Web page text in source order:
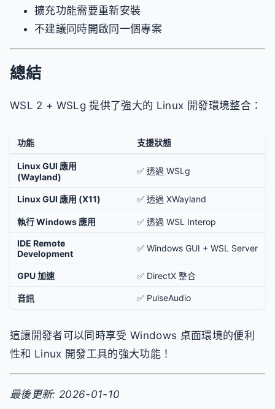
擴充功能需要重新安裝
不建議同時開啟同一個專案
總結
WSL 2 + WSLg 提供了強大的 Linux 開發環境整合：
功能 支援狀態
Linux GUI 應用
(Wayland)
✅ 透過 WSLg
Linux GUI 應用 (X11) ✅ 透過 XWayland
執行 Windows 應用 ✅ 透過 WSL Interop
IDE Remote
Development
✅ Windows GUI + WSL Server
GPU 加速 ✅ DirectX 整合
音訊 ✅ PulseAudio
這讓開發者可以同時享受 Windows 桌面環境的便利
性和 Linux 開發工具的強大功能！
最後更新: 2026-01-10